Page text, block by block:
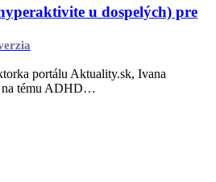
u dospelých) pre
portálu Aktuality.sk, Ivana
na tému ADHD…